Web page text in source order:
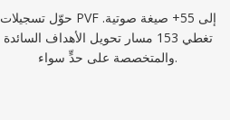
حوّل تسجيلات PVF إلى 55+ صيغة صوتية.
تغطي 153 مسار تحويل الأهداف السائدة
والمتخصصة على حدٍّ سواء.